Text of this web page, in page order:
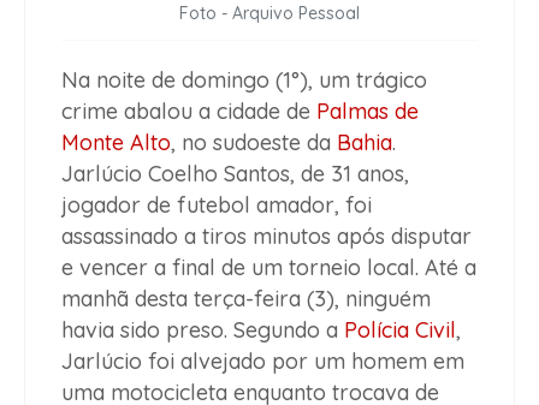
Foto - Arquivo Pessoal
Na noite de domingo (1°), um trágico
crime abalou a cidade de Palmas de
Monte Alto, no sudoeste da Bahia.
Jarlúcio Coelho Santos, de 31 anos,
jogador de futebol amador, foi
assassinado a tiros minutos após disputar
e vencer a final de um torneio local. Até a
manhã desta terça-feira (3), ninguém
havia sido preso. Segundo a Polícia Civil,
Jarlúcio foi alvejado por um homem em
uma motocicleta enquanto trocava de